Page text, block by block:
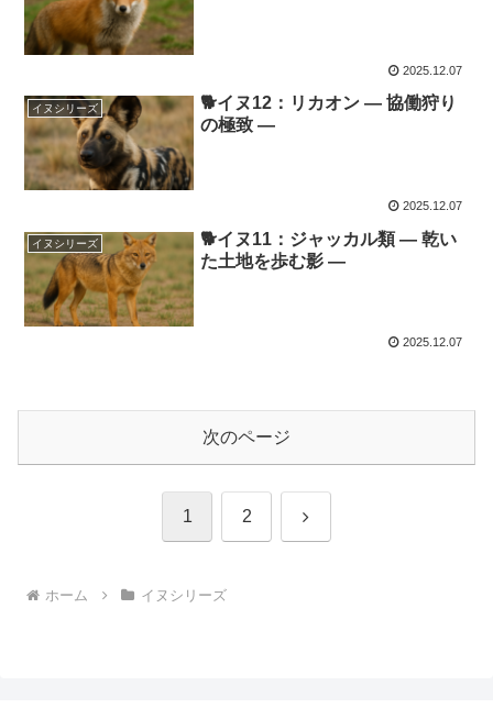
2025.12.07
イヌシリーズ
🐕イヌ12：リカオン ― 協働狩り
の極致 ―
2025.12.07
イヌシリーズ
🐕イヌ11：ジャッカル類 ― 乾い
た土地を歩む影 ―
2025.12.07
次のページ
1 2 次
ホーム イヌシリーズ